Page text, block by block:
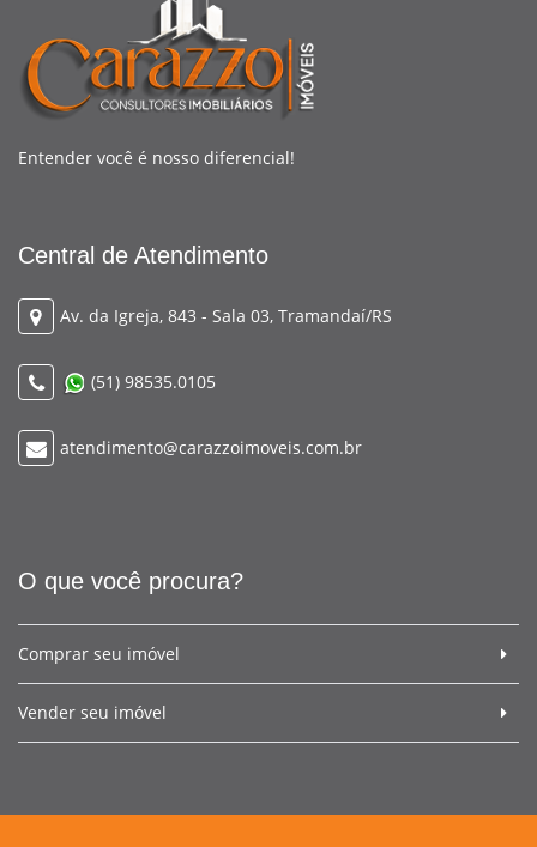
Entender você é nosso diferencial!
Central de Atendimento
Av. da Igreja, 843 - Sala 03, Tramandaí/RS
(51) 98535.0105
atendimento@carazzoimoveis.com.br
O que você procura?
Comprar seu imóvel
Vender seu imóvel